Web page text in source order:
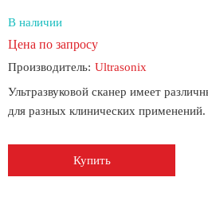
В наличии
Цена по запросу
Производитель: Ultrasonix
Ультразвуковой сканер имеет
для разных клинических применений.
Купить